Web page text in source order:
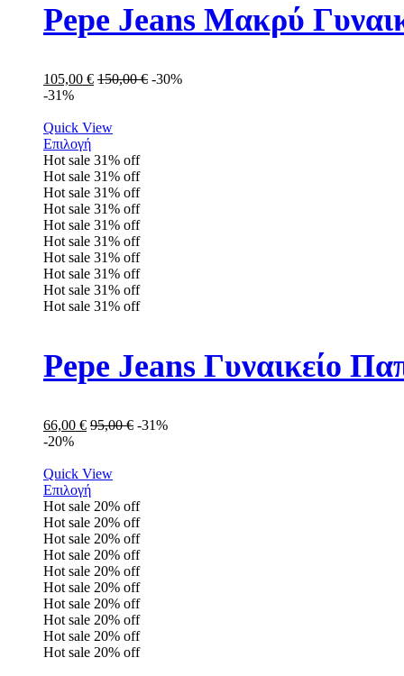
Pepe Jeans Μακρύ
105,00 € 150,00€ -30%
-31%
Quick View
Επιλογή
Hot sale 31% off
Hot sale 31% off
Hot sale 31% off
Hot sale 31% off
Hot sale 31% off
Hot sale 31% off
Hot sale 31% off
Hot sale 31% off
Hot sale 31% off
Hot sale 31% off
Pepe Jeans Γυναικείο
66,00 € 95,00€ -31%
-20%
Quick View
Επιλογή
Hot sale 20% off
Hot sale 20% off
Hot sale 20% off
Hot sale 20% off
Hot sale 20% off
Hot sale 20% off
Hot sale 20% off
Hot sale 20% off
Hot sale 20% off
Hot sale 20% off